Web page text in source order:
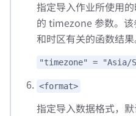
指定导入作业所使用
的 timezone 参数。
和时区有关的函数结果
"timezone" = "Asia/
<format>
指定导入数据格式，默